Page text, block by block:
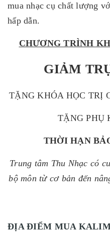
mua nhạc cụ chất lượng
hấp dẫn.
CHƯƠNG TRÌNH
GIẢM
TẶNG KHÓA HỌC TRỊ
TẶNG PHỤ
THỜI HẠN
Trung tâm Thu Nhạc có
bộ môn từ cơ bản đến
ĐỊA ĐIỂM MUA